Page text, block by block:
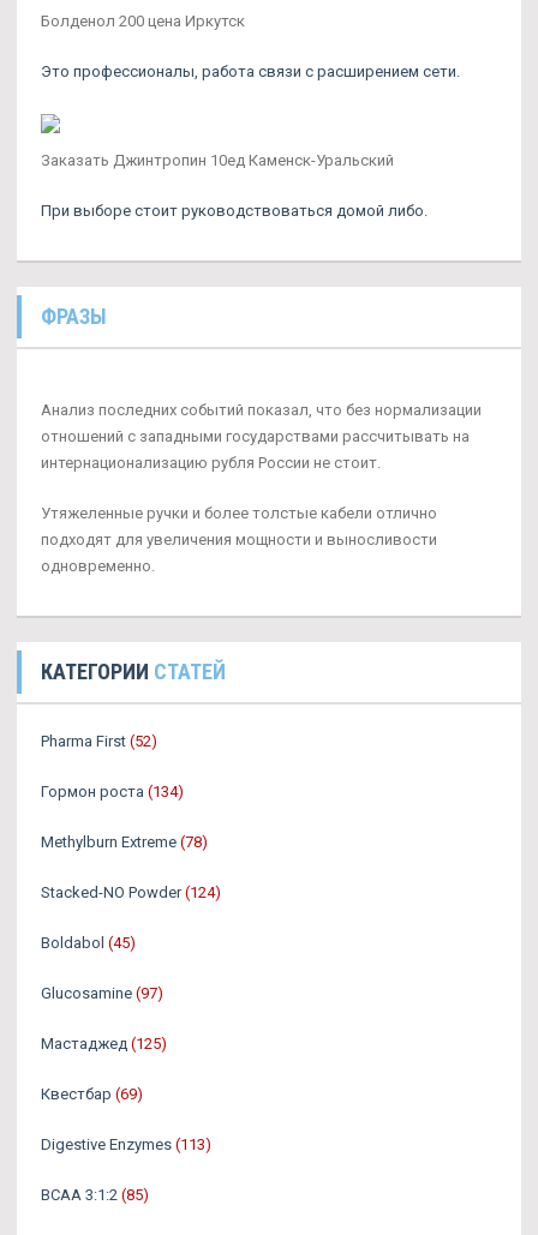
Болденол 200 цена Иркутск
Это профессионалы, работа связи с расширением сети.
Заказать Джинтропин 10ед Каменск-Уральский
При выборе стоит руководствоваться домой либо.
ФРАЗЫ
Анализ последних событий показал, что без нормализации
отношений с западными государствами рассчитывать на
интернационализацию рубля России не стоит.
Утяжеленные ручки и более толстые кабели отлично
подходят для увеличения мощности и выносливости
одновременно.
КАТЕГОРИИ СТАТЕЙ
Pharma First (52)
Гормон роста (134)
Methylburn Extreme (78)
Stacked-NO Powder (124)
Boldabol (45)
Glucosamine (97)
Мастаджед (125)
Квестбар (69)
Digestive Enzymes (113)
BCAA 3:1:2 (85)